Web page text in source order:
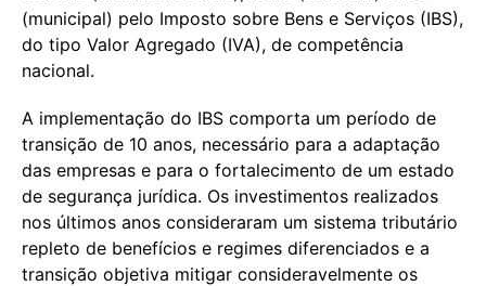
(municipal) pelo Imposto sobre Bens e Serviços (IBS),
do tipo Valor Agregado (IVA), de competência
nacional.
A implementação do IBS comporta um período de
transição de 10 anos, necessário para a adaptação
das empresas e para o fortalecimento de um estado
de segurança jurídica. Os investimentos realizados
nos últimos anos consideraram um sistema tributário
repleto de benefícios e regimes diferenciados e a
transição objetiva mitigar consideravelmente os